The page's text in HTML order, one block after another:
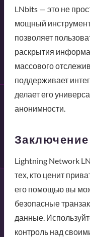
LNbits — это не
мощный
позволяет
раскрытия
массового
поддерживает
делает его
анонимности.
Заключение
Lightning Network
тех, кто ценит
его помощью вы
безопасные
данные.
контроль над